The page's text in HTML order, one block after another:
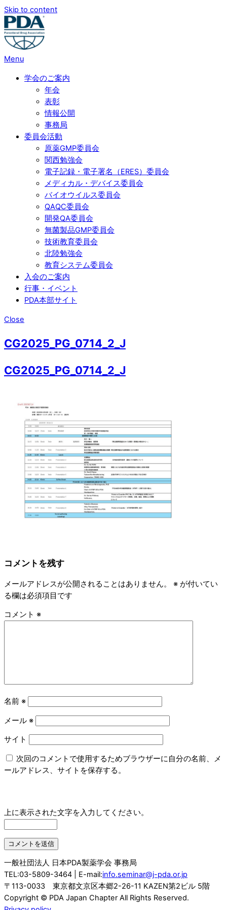
Skip to content
Menu
学会のご案内
年会
表彰
情報公開
事務局
委員会活動
原薬GMP委員会
関西勉強会
電子記録・電子署名（ERES）委員会
メディカル・デバイス委員会
バイオウイルス委員会
QAQC委員会
開発QA委員会
無菌製品GMP委員会
技術教育委員会
北陸勉強会
教育システム委員会
入会のご案内
行事・イベント
PDA本部サイト
Close
CG2025_PG_0714_2_J
CG2025_PG_0714_2_J
コメントを残す
メールアドレスが公開されることはありません。 ※ が付いてい
る欄は必須項目です
コメント ※
名前 ※
メール ※
サイト
次回のコメントで使用するためブラウザーに自分の名前、メ
ールアドレス、サイトを保存する。
上に表示された文字を入力してください。
一般社団法人 日本PDA製薬学会 事務局
TEL:03-5809-3464 | E-mail:info.seminar@j-pda.or.jp
〒113-0033 東京都文京区本郷2-26-11 KAZEN第2ビル 5階
Copyright © PDA Japan Chapter All Rights Reserved.